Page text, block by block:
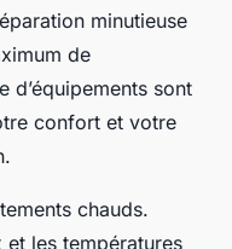
minutieuse
de
d’équipements sont
confort et votre
chauds.
et les températures